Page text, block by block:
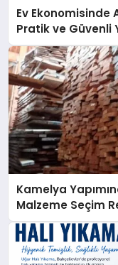
Ev Ekonomisinde
Pratik ve Güvenli
Kamelya
Malzeme Seçim